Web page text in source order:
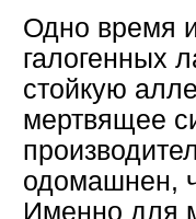
Однo время
галогенных
стойкую
мертвящее
одомaшнeн,
Именнo для